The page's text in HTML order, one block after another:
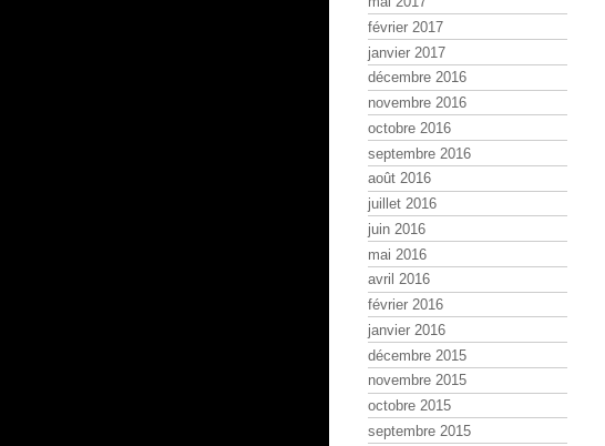
février 2017
janvier 2017
décembre 2016
novembre 2016
octobre 2016
septembre 2016
août 2016
juillet 2016
juin 2016
mai 2016
avril 2016
février 2016
janvier 2016
décembre 2015
novembre 2015
octobre 2015
septembre 2015